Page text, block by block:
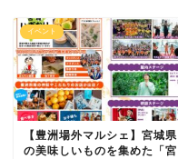
イベント
【豊洲場外マルシェ】宮城県
の美味しいものを集めた「宮